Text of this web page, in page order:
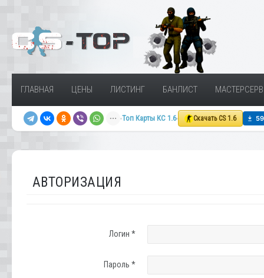
ГЛАВНАЯ ЦЕНЫ ЛИСТИНГ БАНЛИСТ
Топ Карты КС 1.6 Скачать CS 1.6
АВТОРИЗАЦИЯ
Логин *
Пароль *